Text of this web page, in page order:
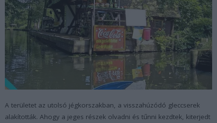
A területet az utolsó jégkorszakban, a visszahúzódó gleccserek
alakították. Ahogy a jeges részek olvadni és tűnni kezdtek, kiterjedt